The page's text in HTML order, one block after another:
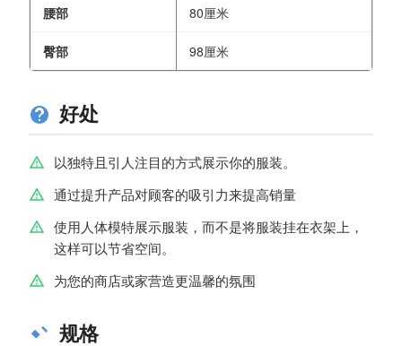
腰部 80厘米
臀部 98厘米
好处
以独特且引人注目的方式展示你的服装。
通过提升产品对顾客的吸引力来提高销量
使用人体模特展示服装，而不是将服装挂在衣架上，
这样可以节省空间。
为您的商店或家营造更温馨的氛围
规格